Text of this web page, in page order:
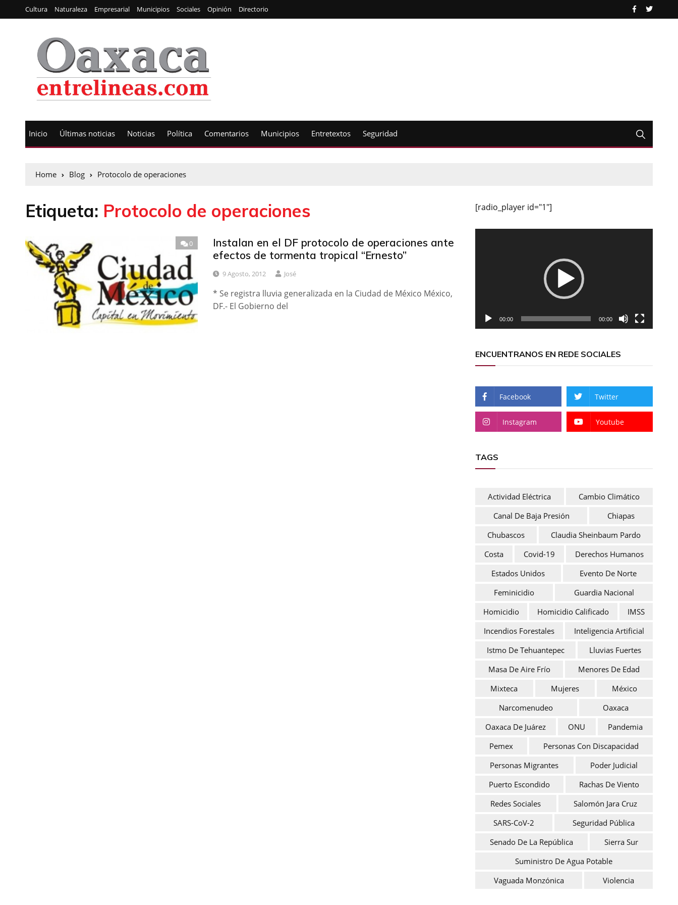
Cultura Naturaleza Empresarial Municipios Sociales Opinión Directorio
Inicio Últimas noticias Noticias Política Comentarios Municipios Entretextos Seguridad
Home Blog Protocolo de operaciones
Etiqueta: Protocolo de operaciones
0
Instalan en el DF protocolo de operaciones ante
efectos de tormenta tropical “Ernesto”
9 Agosto, 2012 José
* Se registra lluvia generalizada en la Ciudad de México México,
DF.- El Gobierno del
[radio_player id="1"]
00:00 00:00
ENCUENTRANOS EN REDE SOCIALES
Facebook Twitter
Instagram Youtube
TAGS
Actividad Eléctrica
Cambio Climático
Canal De Baja Presión
Chiapas
Chubascos
Claudia Sheinbaum Pardo
Costa
Covid-19
Derechos Humanos
Estados Unidos
Evento De Norte
Feminicidio
Guardia Nacional
Homicidio
Homicidio Calificado
IMSS
Incendios Forestales
Inteligencia Artificial
Istmo De Tehuantepec
Lluvias Fuertes
Masa De Aire Frío
Menores De Edad
Mixteca
Mujeres
México
Narcomenudeo
Oaxaca
Oaxaca De Juárez
ONU
Pandemia
Pemex
Personas Con Discapacidad
Personas Migrantes
Poder Judicial
Puerto Escondido
Rachas De Viento
Redes Sociales
Salomón Jara Cruz
SARS-CoV-2
Seguridad Pública
Senado De La República
Sierra Sur
Suministro De Agua Potable
Vaguada Monzónica
Violencia